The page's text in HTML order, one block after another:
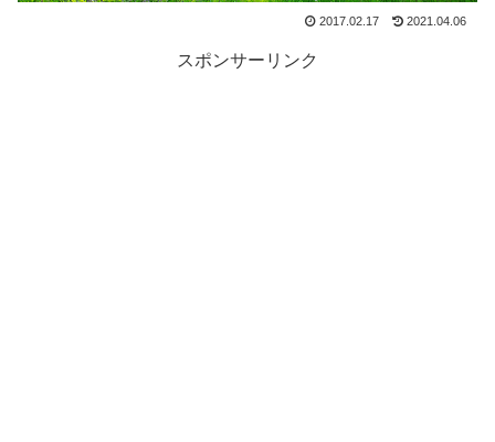
2017.02.17 2021.04.06
スポンサーリンク